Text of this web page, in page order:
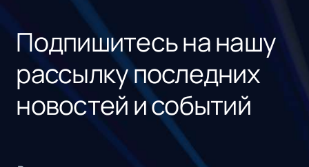
Подпишитесь на нашу
рассылку последних
новостей и событий